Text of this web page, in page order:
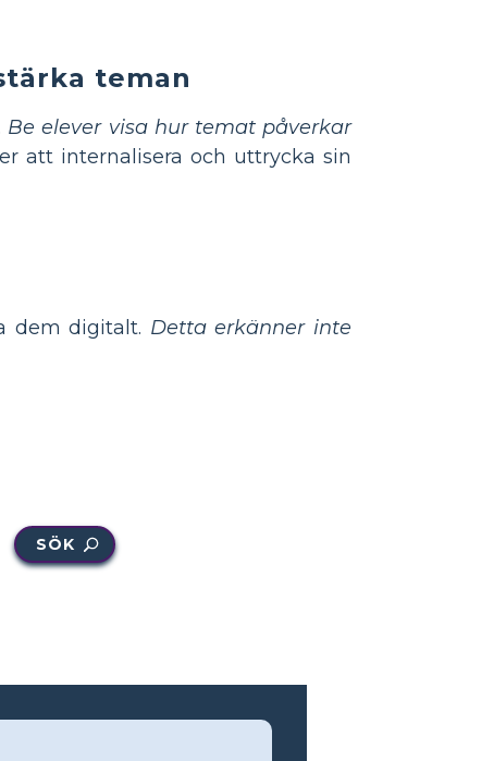
teman
Be elever visa hur temat påverkar
att internalisera och uttrycka sin
dem digitalt. Detta erkänner inte
SÖK